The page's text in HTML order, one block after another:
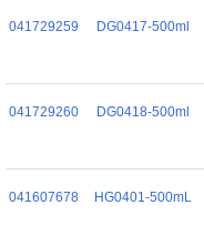
041729259 DG0417-500ml
041729260 DG0418-500ml
041607678 HG0401-500mL